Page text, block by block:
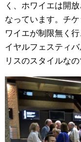
く、ホワイエは開
なっています。チ
ワイエが制限無く
イヤルフェスティ
リスのスタイルなの